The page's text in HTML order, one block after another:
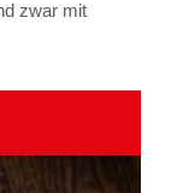
zwar mit